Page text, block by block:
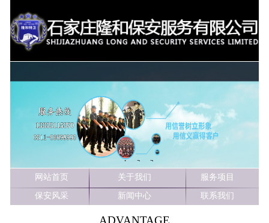
1 2
3
网站首页
关于我们 服务项目
保安风采 新闻中心 联系我们
ADVANTAGE